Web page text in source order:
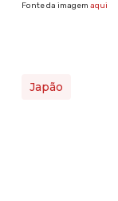
Fonte da imagem aqui
Japão